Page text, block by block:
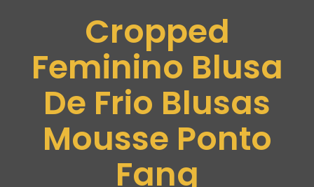
Cropped
Feminino Blusa
De Frio Blusas
Mousse Ponto
Fang